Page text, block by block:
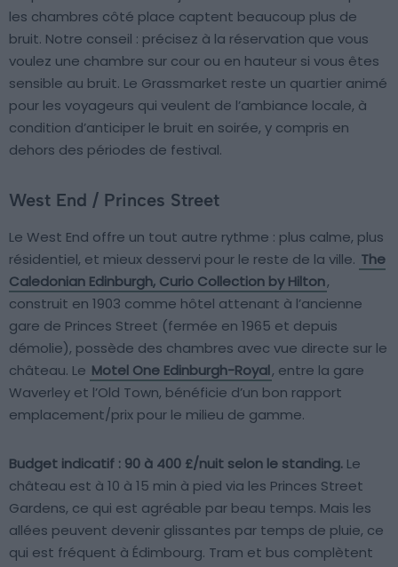
les chambres côté place captent beaucoup plus de
bruit. Notre conseil : précisez à la réservation que vous
voulez une chambre sur cour ou en hauteur si vous êtes
sensible au bruit. Le Grassmarket reste un quartier animé
pour les voyageurs qui veulent de l’ambiance locale, à
condition d’anticiper le bruit en soirée, y compris en
dehors des périodes de festival.
West End / Princes Street
Le West End offre un tout autre rythme : plus calme, plus
résidentiel, et mieux desservi pour le reste de la ville. The
Caledonian Edinburgh, Curio Collection by Hilton,
construit en 1903 comme hôtel attenant à l’ancienne
gare de Princes Street (fermée en 1965 et depuis
démolie), possède des chambres avec vue directe sur le
château. Le Motel One Edinburgh-Royal, entre la gare
Waverley et l’Old Town, bénéficie d’un bon rapport
emplacement/prix pour le milieu de gamme.
Budget indicatif : 90 à 400 £/nuit selon le standing. Le
château est à 10 à 15 min à pied via les Princes Street
Gardens, ce qui est agréable par beau temps. Mais les
allées peuvent devenir glissantes par temps de pluie, ce
qui est fréquent à Édimbourg. Tram et bus complètent